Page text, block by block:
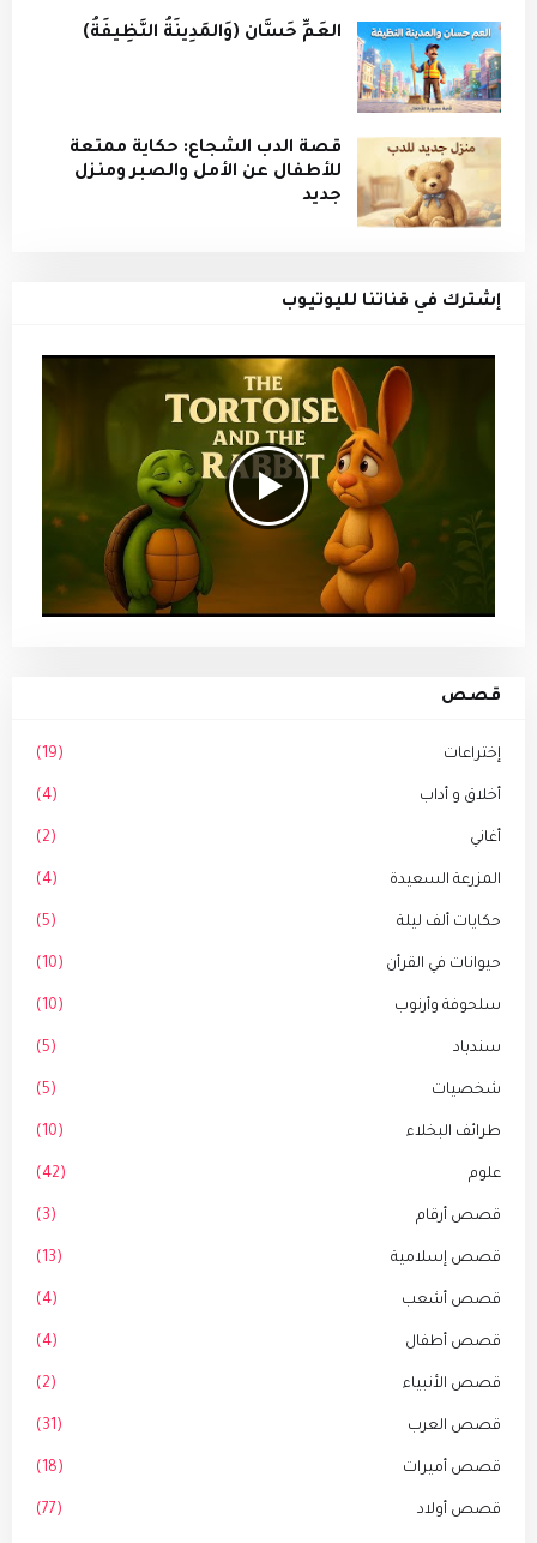
العَمِّ حَسَّان (وَالمَدِينَةُ النَّظِيفَةُ)
قصة الدب الشجاع: حكاية ممتعة
للأطفال عن الأمل والصبر ومنزل
جديد
إشترك في قناتنا لليوتيوب
قصص
إختراعات (19)
أخلاق و أداب (4)
أغاني (2)
المزرعة السعيدة (4)
حكايات ألف ليلة (5)
حيوانات في القرأن (10)
سلحوفة وأرنوب (10)
سندباد (5)
شخصيات (5)
طرائف البخلاء (10)
علوم (42)
قصص أرقام (3)
قصص إسلامية (13)
قصص أشعب (4)
قصص أطفال (4)
قصص الأنبياء (2)
قصص العرب (31)
قصص أميرات (18)
قصص أولاد (77)